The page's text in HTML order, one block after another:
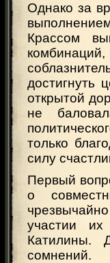
Однако за
Крассом
достигнуть
открытой
не
только
силу
Первый
о
участии
Катилины.
сомнений.